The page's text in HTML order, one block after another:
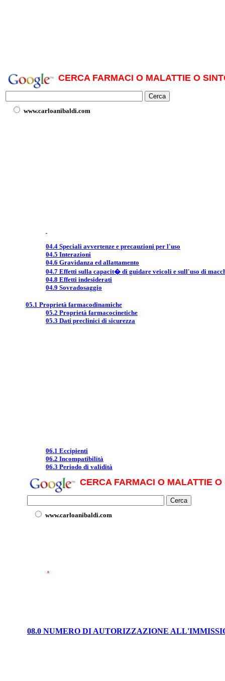
CERCA FARMACI O MALATTIE O
www.carloanibaldi.com
04.4 Speciali avvertenze e precauzioni per l'uso
04.5 Interazioni
04.6 Gravidanza ed allattamento
04.7 Effetti sulla capacit� di guidare veicoli e sull'uso di
04.8 Effetti indesiderati
04.9 Sovradosaggio
05.1 Proprietà farmacodinamiche
05.2 Proprietà farmacocinetiche
05.3 Dati preclinici di sicurezza
06.1 Eccipienti
06.2 Incompatibilità
06.3 Periodo di validità
CERCA FARMACI O MALATTIE
www.carloanibaldi.com
.
08.0 NUMERO DI AUTORIZZAZIONE